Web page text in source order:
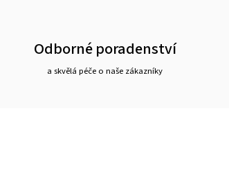
Odborné poradenství
a skvělá péče o naše zákazníky